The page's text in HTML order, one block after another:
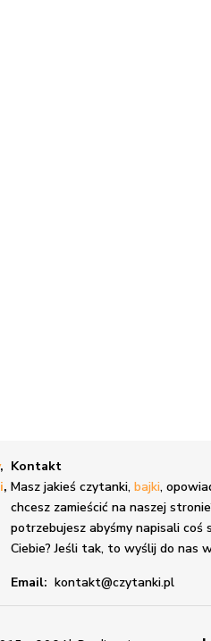
,
,
Kontakt
Masz jakieś czytanki,bajki,
chcesz zamieścić na naszej
potrzebujesz abyśmy napisali coś
Ciebie? Jeśli tak, to wyślij do nas
Email: kontakt@czytanki.pl